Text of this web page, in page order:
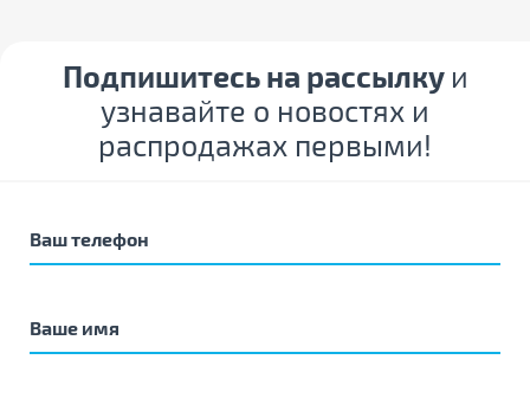
Подпишитесь на рассылку и
узнавайте о новостях и
распродажах первыми!